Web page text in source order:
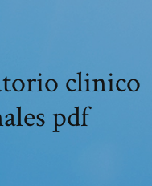
clinico
pdf